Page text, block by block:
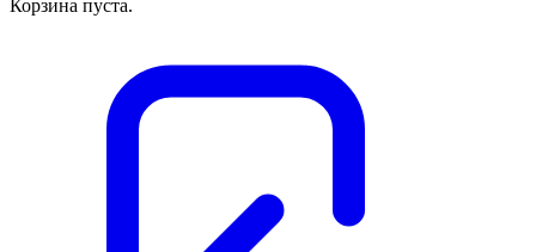
Корзина пуста.